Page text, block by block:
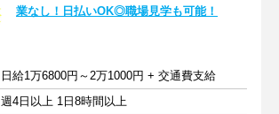
業なし！日払いOK◎職場見学も可能！
日給1万6800円～2万1000円 + 交通費支給
週4日以上 1日8時間以上